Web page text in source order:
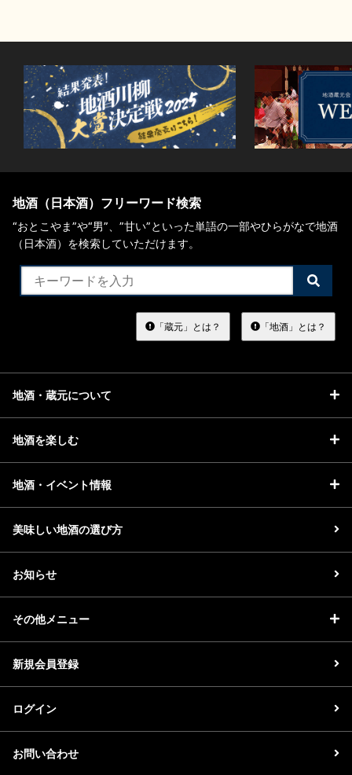
地酒（日本酒）フリーワード検索
“おとこやま”や“男”、”甘い”といった単語の一部やひらがなで地酒
（日本酒）を検索していただけます。
検
索
る
「蔵元」とは？ 「地酒」とは？
地酒・蔵元について
地酒を楽しむ
地酒・イベント情報
美味しい地酒の選び方
お知らせ
その他メニュー
新規会員登録
ログイン
お問い合わせ